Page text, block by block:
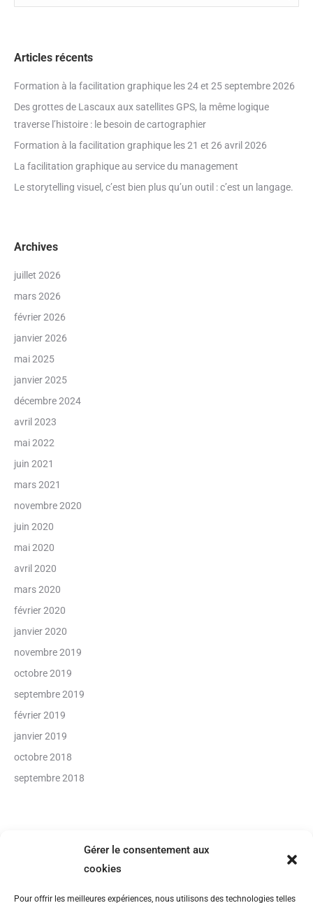
Gérer le consentement aux
cookies
Pour offrir les meilleures expériences, nous utilisons des technologies telles
Articles récents
Formation à la facilitation graphique les 24 et 25 septembre 2026
Des grottes de Lascaux aux satellites GPS, la même logique
traverse l’histoire : le besoin de cartographier
Formation à la facilitation graphique les 21 et 26 avril 2026
La facilitation graphique au service du management
Le storytelling visuel, c’est bien plus qu’un outil : c’est un langage.
Archives
juillet 2026
mars 2026
février 2026
janvier 2026
mai 2025
janvier 2025
décembre 2024
avril 2023
mai 2022
juin 2021
mars 2021
novembre 2020
juin 2020
mai 2020
avril 2020
mars 2020
février 2020
janvier 2020
novembre 2019
octobre 2019
septembre 2019
février 2019
janvier 2019
octobre 2018
septembre 2018
Tél : 06 28 25 25 09